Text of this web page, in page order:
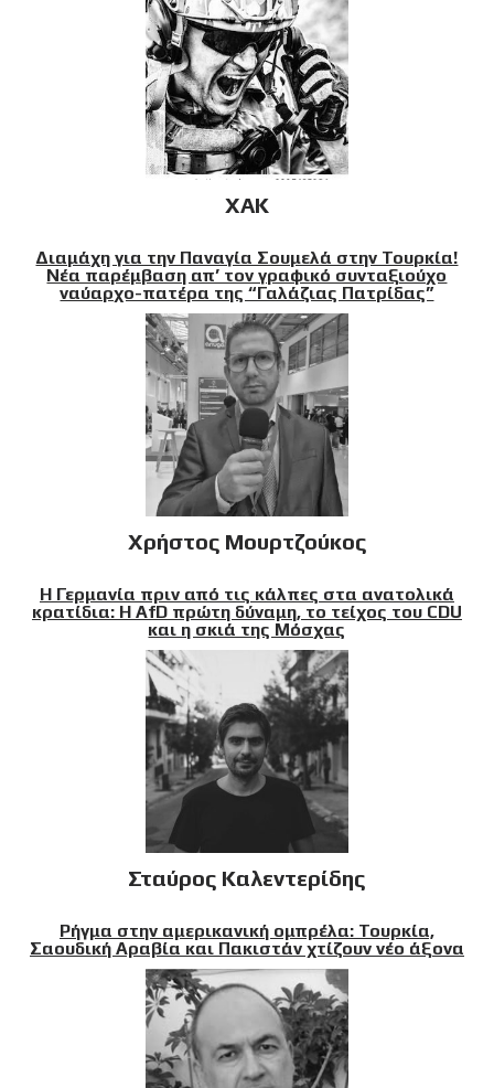
XAK
Διαμάχη για την Παναγία Σουμελά στην Τουρκία!
Νέα παρέμβαση απ’ τον γραφικό συνταξιούχο
ναύαρχο-πατέρα της “Γαλάζιας Πατρίδας”
Χρήστος Μουρτζούκος
Η Γερμανία πριν από τις κάλπες στα ανατολικά
κρατίδια: Η AfD πρώτη δύναμη, το τείχος του CDU
και η σκιά της Μόσχας
Σταύρος Καλεντερίδης
Ρήγμα στην αμερικανική ομπρέλα: Τουρκία,
Σαουδική Αραβία και Πακιστάν χτίζουν νέο άξονα